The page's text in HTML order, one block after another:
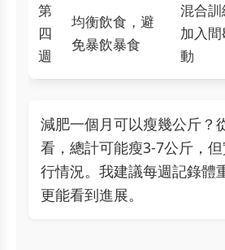
第
四
週
均衡飲食，避
免暴飲暴食
混合訓
加入
動
減肥一個月可以瘦幾公斤？
看，總計可能瘦3-7公斤，
行情況。我建議每週記錄體
更能看到進展。